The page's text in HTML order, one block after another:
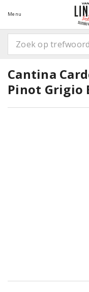
Menu
Cantina
Pinot Grigio